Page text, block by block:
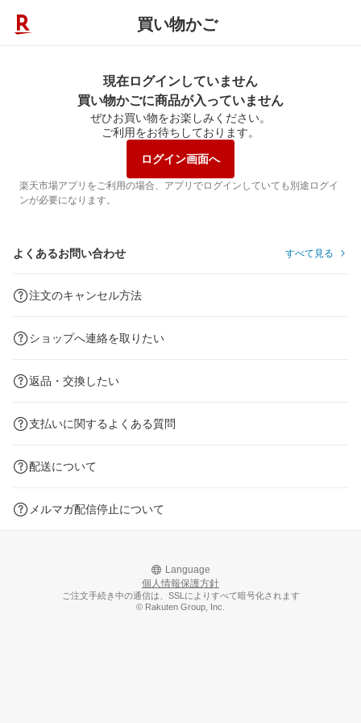
買い物かご
現在ログインしていません
買い物かごに商品が入っていません
ぜひお買い物をお楽しみください。
ご利用をお待ちしております。
ログイン画面へ
楽天市場アプリをご利用の場合、アプリでログインしていても別途ログイ
ンが必要になります。
よくあるお問い合わせ すべて見る
注文のキャンセル方法
ショップへ連絡を取りたい
返品・交換したい
支払いに関するよくある質問
配送について
メルマガ配信停止について
Language
個人情報保護方針
ご注文手続き中の通信は、SSLによりすべて暗号化されます
© Rakuten Group, Inc.